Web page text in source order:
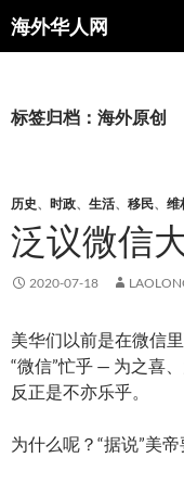
海外华人网
搜
索
文
标签归档：海外原创
历史、 时政、 生活、 移民、 维
泛议微信
2020-07-18
美华们以前是在微信
“微信”忙乎 — 为之喜
反正是不亦乐乎。
为什么呢？“据说”美